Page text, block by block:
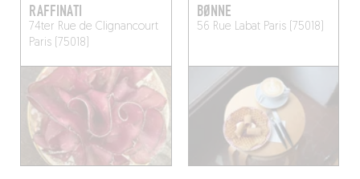
RAFFINATI
74ter Rue de Clignancourt
Paris (75018)
BØNNE
56 Rue LabatParis (75018)